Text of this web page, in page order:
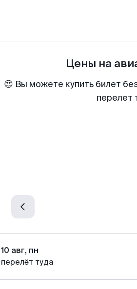
Цены на
😍 Вы можете купить билет
перелет
10 авг, пн
перелёт туда